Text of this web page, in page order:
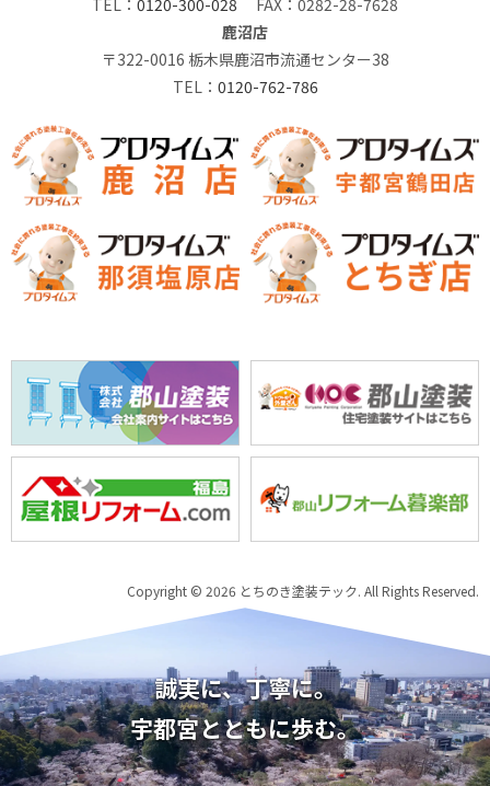
鹿沼店
〒322-0016 栃木県鹿沼市流通センター38
TEL： 0120-762-786
Copyright © 2026 とちのき塗装テック. All Rights Reserved.
誠実に、丁寧に。
宇都宮とともに歩む。